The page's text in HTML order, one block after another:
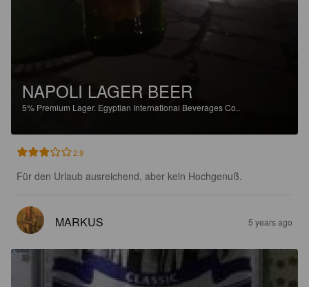
NAPOLI LAGER BEER
5% Premium Lager. Egyptian International Beverages Co..
2.9
Für den Urlaub ausreichend, aber kein Hochgenuß.
MARKUS 5 years ago